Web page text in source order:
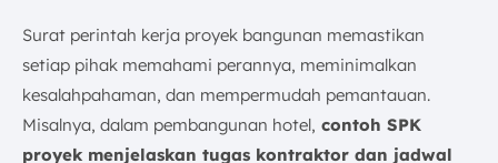
Surat perintah kerja proyek bangunan memastikan
setiap pihak memahami perannya, meminimalkan
kesalahpahaman, dan mempermudah pemantauan.
Misalnya, dalam pembangunan hotel, contoh SPK
proyek menjelaskan tugas kontraktor dan jadwal